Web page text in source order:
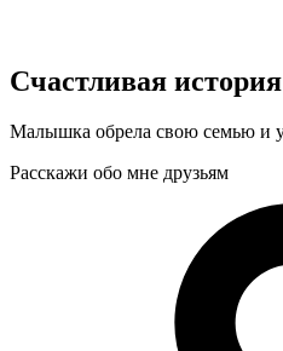
Счастливая история
Малышка обрела свою семью и
Расскажи обо мне друзьям